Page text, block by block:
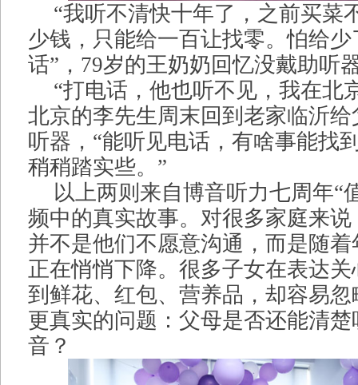
“我听不清快十年了，之前买菜
少钱，只能给一百让找零。怕给
话”，79岁的王奶奶回忆没戴助听
“打电话，他也听不见，我在北
北京的李先生周末回到老家临沂
听器，“能听见电话，有啥事能找
稍稍踏实些。”
以上两则来自博音听力七周年“
频中的真实故事。对很多家庭来
并不是他们不愿意沟通，而是随
正在悄悄下降。很多子女在表达
到鲜花、红包、营养品，却容易
更真实的问题：父母是否还能清
音？